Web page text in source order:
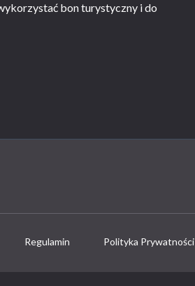
bon turystyczny i do
Regulamin Polityka Prywatności